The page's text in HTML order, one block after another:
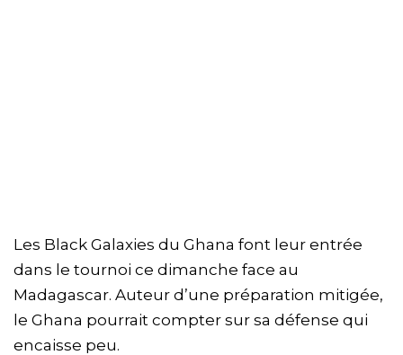
Les Black Galaxies du Ghana font leur entrée
dans le tournoi ce dimanche face au
Madagascar. Auteur d’une préparation mitigée,
le Ghana pourrait compter sur sa défense qui
encaisse peu.